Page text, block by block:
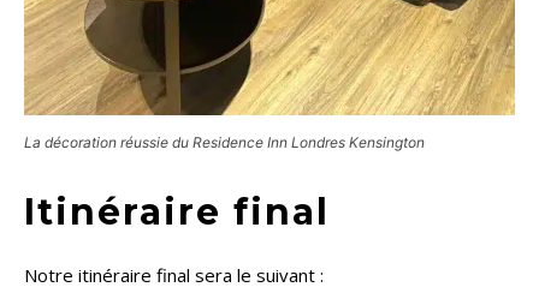
La décoration réussie du Residence Inn Londres Kensington
Itinéraire final
Notre itinéraire final sera le suivant :